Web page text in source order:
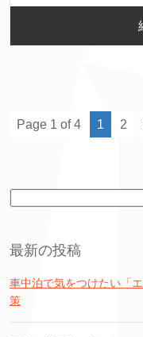
Page 1 of 4 1 2
最新の投稿
車中泊で気をつけたい「
策